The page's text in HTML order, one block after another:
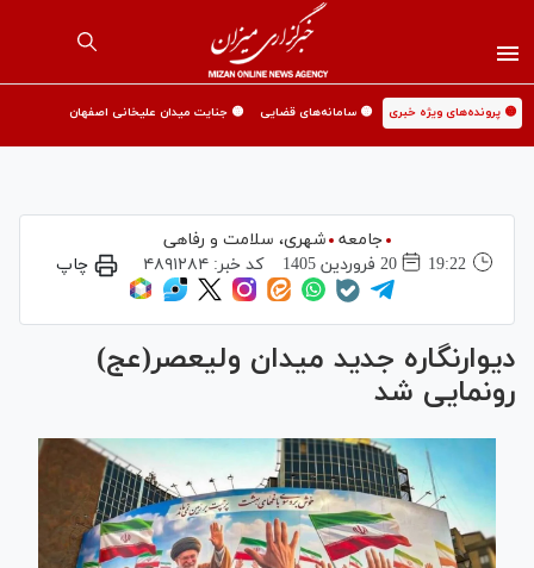
🟡 پرونده‌های ویژه خبری 🟡 سامانه‌های قضایی 🟡 جنایت میدان علیخانی اصفهان
جامعه
شهری،‌ سلامت و رفاهی
19:22
20 فروردين 1405 کد خبر: ۴۸۹۱۲۸۴ چاپ
دیوارنگاره جدید میدان ولیعصر(عج)
رونمایی شد